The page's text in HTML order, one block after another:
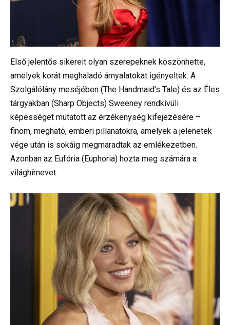
Első jelentős sikereit olyan szerepeknek köszönhette,
amelyek korát meghaladó árnyalatokat igényeltek. A
Szolgálólány meséjében (The Handmaid’s Tale) és az Éles
tárgyakban (Sharp Objects) Sweeney rendkívüli
képességet mutatott az érzékenység kifejezésére –
finom, megható, emberi pillanatokra, amelyek a jelenetek
vége után is sokáig megmaradtak az emlékezetben.
Azonban az Eufória (Euphoria) hozta meg számára a
világhírnevet.